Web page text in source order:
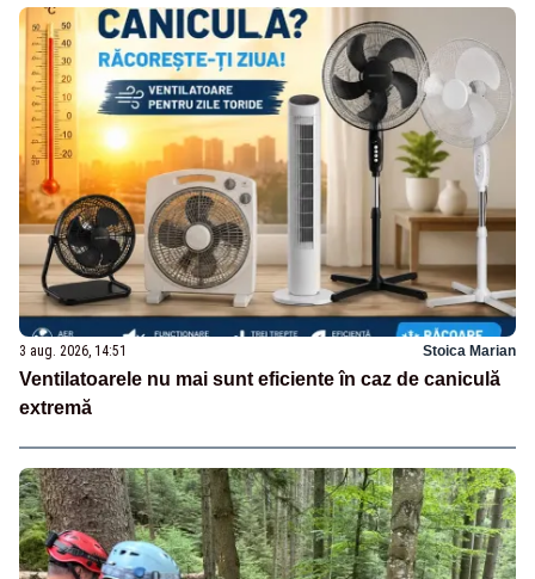
3 aug. 2026, 14:51 Stoica Marian
Ventilatoarele nu mai sunt eficiente în caz de caniculă
extremă